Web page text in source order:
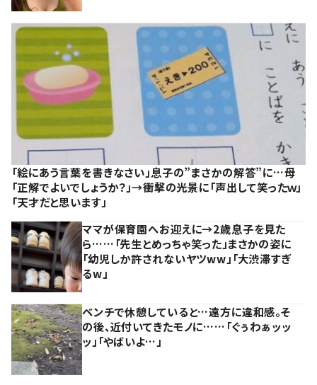
「絵にあう言葉を書きなさい」息子の”まさかの解答”に…母
「正解でよいでしょうか？」→衝撃の光景に「声出して笑ったｗ」
「天才だと思います」
ママが保育園へお迎えに→2歳息子を見た
ら……「先生とめっちゃ笑った」まさかの姿に
「幼児しか許されないヤツww」「大渋滞すぎ
るw」
ベンチで休憩していると…遠方に違和感。そ
の後、近付いてきたモノに……「ぐぅわぁッッ
ッ」「やばいよ…」